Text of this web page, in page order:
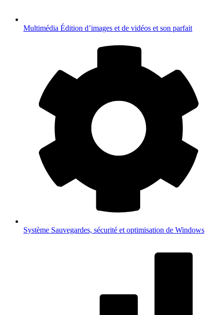
Multimédia Édition d’images et de vidéos et son parfait
Système Sauvegardes, sécurité et optimisation de Windows